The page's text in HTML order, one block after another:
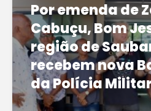
Por emenda de
Cabuçu, Bom
região de
recebem nova
da Polícia